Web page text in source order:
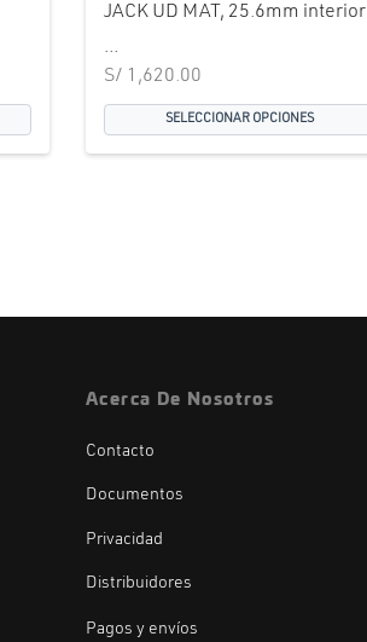
JACK UD MAT, 25.6mm interior
...
S/ 1,620.00
SELECCIONAR OPCIONES
Acerca De Nosotros
Contacto
Documentos
Privacidad
Distribuidores
Pagos y envíos